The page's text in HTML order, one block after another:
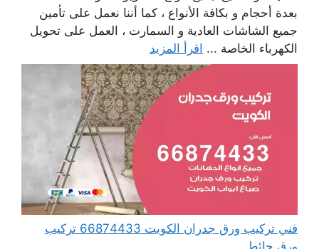
بعدة أحجام و بكافة الأنواع ، كما أننا نعمل على تأمين
جميع الشاشات العادية و السمارت ، العمل على تحويل
الكهرباء الخاصة ... اقرأ المزيد
فني تركيب ورق جدران الكويت 66874433 تركيب
ورق حائط